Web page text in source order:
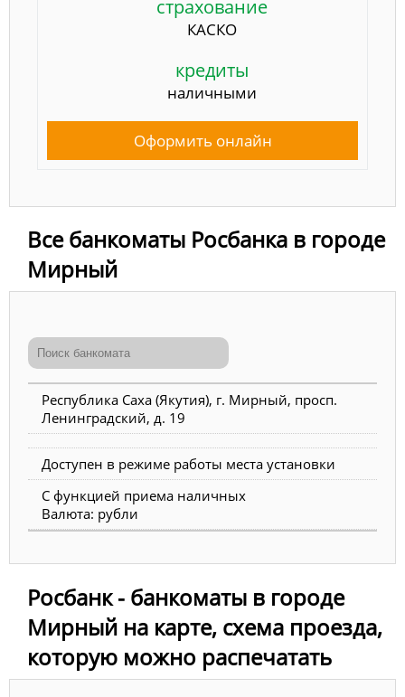
страхование
КАСКО
кредиты
наличными
Оформить онлайн
Все банкоматы Росбанка в городе
Мирный
Республика Саха (Якутия), г. Мирный, просп.
Ленинградский, д. 19
Доступен в режиме работы места установки
С функцией приема наличных
Валюта: рубли
Росбанк - банкоматы в городе
Мирный на карте, схема проезда,
которую можно распечатать